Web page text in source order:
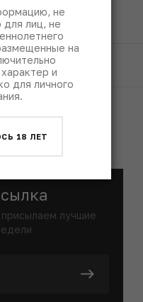
отдела
лучшие
не
лиц, не
на
и
для личного
18 ЛЕТ